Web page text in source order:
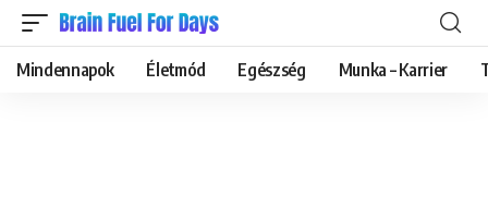
Mindennapok Életmód Egészség Munka – Karrier